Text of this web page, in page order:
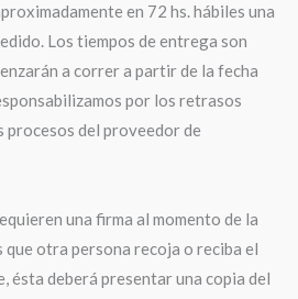
en 72 hs. hábiles una
Los tiempos de entrega son
a correr a partir de la fecha
por los retrasos
procesos del proveedor de
una firma al momento de la
que otra persona recoja o reciba el
ésta deberá presentar una copia del